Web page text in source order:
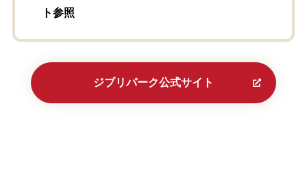
ト参照
ジブリパーク公式サイト